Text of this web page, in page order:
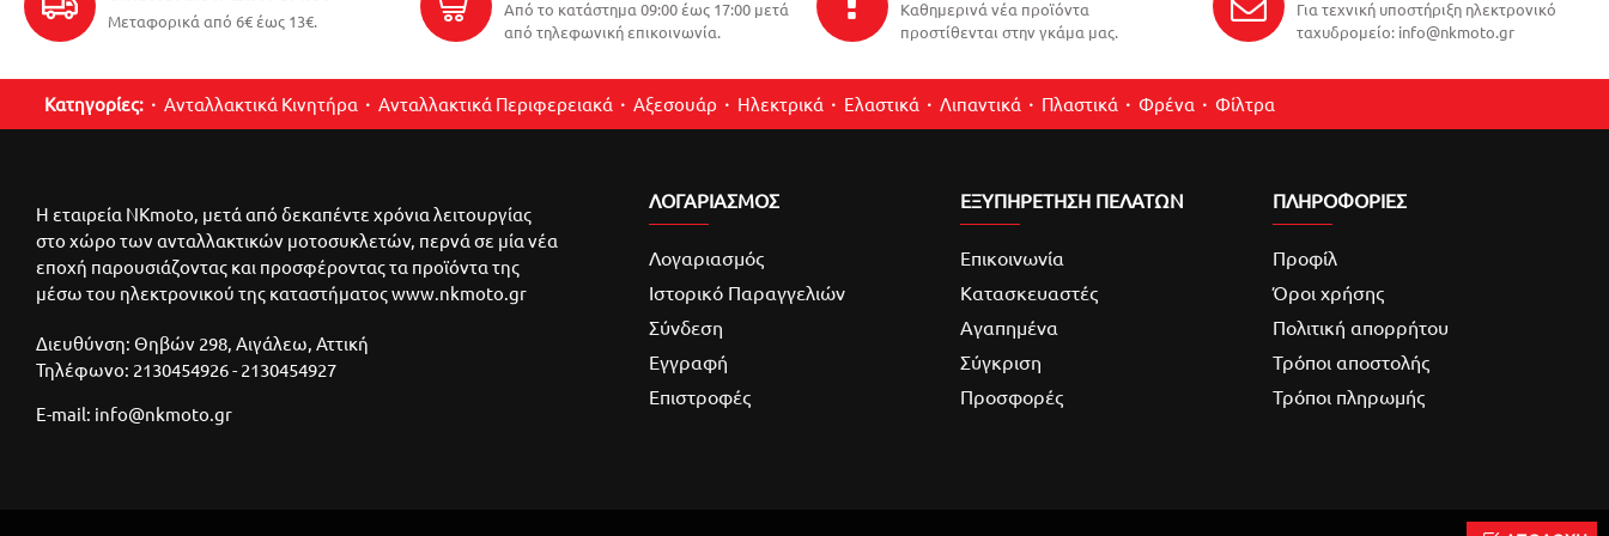
Μεταφορικά από 6€ έως 13€.
Από το κατάστημα 09:00 έως 17:00 μετά
από τηλεφωνική επικοινωνία.
Καθημερινά νέα προϊόντα
προστίθενται στην γκάμα μας.
Για τεχνική υποστήριξη ηλεκτρονικό
ταχυδρομείο: info@nkmoto.gr
Κατηγορίες: Ανταλλακτικά Κινητήρα Ανταλλακτικά Περιφερειακά Αξεσουάρ Ηλεκτρικά Ελαστικά Λιπαντικά Πλαστικά Φρένα Φίλτρα
Η εταιρεία NKmoto, μετά από δεκαπέντε χρόνια λειτουργίας
στο χώρο των ανταλλακτικών μοτοσυκλετών, περνά σε μία νέα
εποχή παρουσιάζοντας και προσφέροντας τα προϊόντα της
μέσω του ηλεκτρονικού της καταστήματος www.nkmoto.gr
Διευθύνση: Θηβών 298, Αιγάλεω, Αττική
Τηλέφωνο: 2130454926 - 2130454927
E-mail: info@nkmoto.gr
ΛΟΓΑΡΙΑΣΜΌΣ
Λογαριασμός
Ιστορικό Παραγγελιών
Σύνδεση
Εγγραφή
Επιστροφές
ΕΞΥΠΗΡΕΤΗΣΗ ΠΕΛΑΤΩΝ
Επικοινωνία
Κατασκευαστές
Αγαπημένα
Σύγκριση
Προσφορές
ΠΛΗΡΟΦΟΡΙΕΣ
Προφίλ
Όροι χρήσης
Πολιτική απορρήτου
Τρόποι αποστολής
Τρόποι πληρωμής